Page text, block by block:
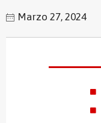
Marzo 27, 2024